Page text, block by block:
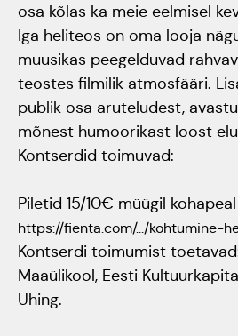
tähistas
"Baltikum
osa kõlas ka meie eelmisel
Iga heliteos on oma looja
muusikas peegelduvad
teostes filmilik atmosfääri.
publik osa aruteludest,
mõnest humoorikast loost
Kontserdid toimuvad:
Piletid 15/10€ müügil
https://fienta.com/.../kohtumine-
Kontserdi toimumist
Maaülikool, Eesti
Ühing.